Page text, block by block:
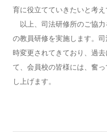
育に役立てていきたいと考え
以上、司法研修所のご協
の教員研修を実施します。
時変更されてきており、過
て、会員校の皆様には、奮
し上げます。